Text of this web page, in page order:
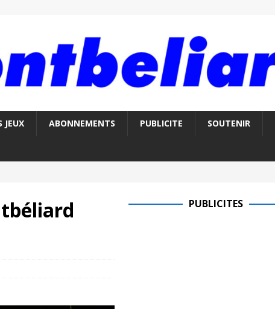
JEUX ABONNEMENTS PUBLICITE SOUTENIR
PUBLICITES